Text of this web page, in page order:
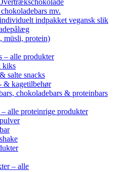
mv.
indpakket vegansk slik
müsli, protein)
– alle produkter
kiks
salte snacks
& kagetilbehør
chokoladebars & proteinbars
alle proteinrige produkter
– alle